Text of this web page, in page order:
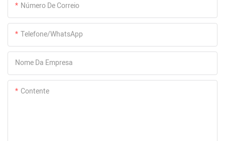
Número De Correio
Telefone/WhatsApp
Nome Da Empresa
Contente